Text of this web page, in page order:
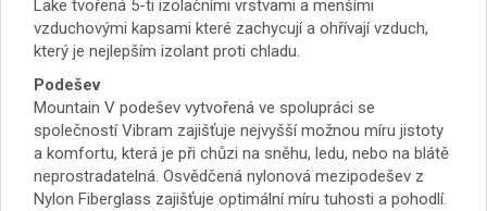
Lake tvořená 5-ti izolačními vrstvami a menšími
vzduchovými kapsami které zachycují a ohřívají vzduch,
který je nejlepším izolant proti chladu.
Podešev
Mountain V podešev vytvořená ve spolupráci se
společností Vibram zajišťuje nejvyšší možnou míru jistoty
a komfortu, která je při chůzi na sněhu, ledu, nebo na blátě
neprostradatelná. Osvědčená nylonová mezipodešev z
Nylon Fiberglass zajišťuje optimální míru tuhosti a pohodlí.